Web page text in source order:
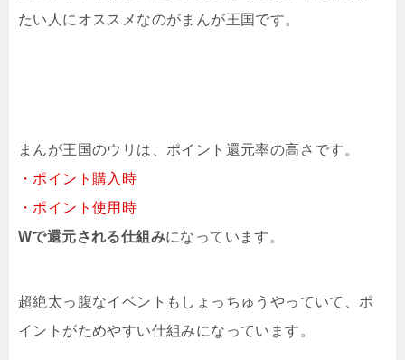
たい人にオススメなのがまんが王国です。
まんが王国のウリは、ポイント還元率の高さです。
・ポイント購入時
・ポイント使用時
Wで還元される仕組みになっています。
超絶太っ腹なイベントもしょっちゅうやっていて、ポ
イントがためやすい仕組みになっています。